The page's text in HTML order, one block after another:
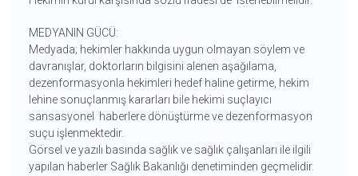
MEDYANIN GÜCÜ:
Medyada; hekimler hakkında uygun olmayan söylem ve
davranışlar, doktorların bilgisini alenen aşağılama,
dezenformasyonla hekimleri hedef haline getirme, hekim
lehine sonuçlanmış kararları bile hekimi suçlayıcı
sansasyonel haberlere dönüştürme ve dezenformasyon
suçu işlenmektedir.
Görsel ve yazılı basında sağlık ve sağlık çalışanları ile ilgili
yapılan haberler Sağlık Bakanlığı denetiminden geçmelidir.